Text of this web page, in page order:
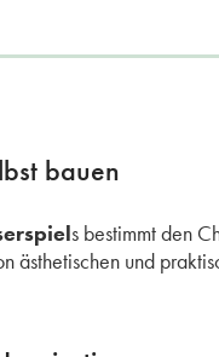
bauen
s bestimmt den
ästhetischen und